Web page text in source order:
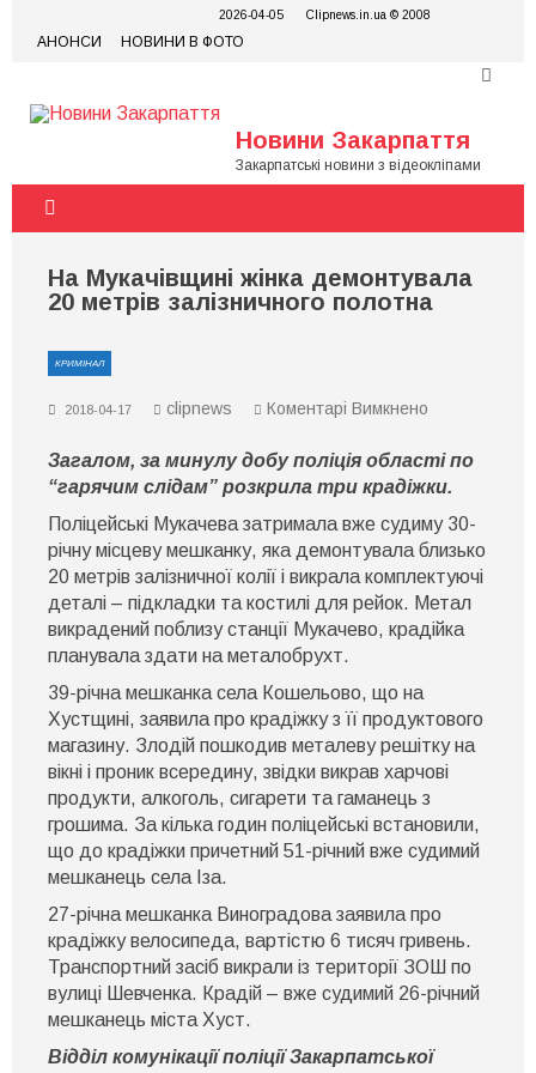
content
2026-04-05 Clipnews.in.ua © 2008
АНОНСИ НОВИНИ В ФОТО
Новини Закарпаття
Закарпатські новини з відеокліпами
На Мукачівщині жінка демонтувала
20 метрів залізничного полотна
КРИМІНАЛ
2018-04-17 clipnews Коментарі Вимкнено
жінка
демонтувала
метрів
полотна
Загалом, за минулу добу поліція області по
“гарячим слідам” розкрила три крадіжки.
Поліцейські Мукачева затримала вже судиму 30-
річну місцеву мешканку, яка демонтувала близько
20 метрів залізничної колії і викрала комплектуючі
деталі – підкладки та костилі для рейок. Метал
викрадений поблизу станції Мукачево, крадійка
планувала здати на металобрухт.
39-річна мешканка села Кошельово, що на
Хустщині, заявила про крадіжку з її продуктового
магазину. Злодій пошкодив металеву решітку на
вікні і проник всередину, звідки викрав харчові
продукти, алкоголь, сигарети та гаманець з
грошима. За кілька годин поліцейські встановили,
що до крадіжки причетний 51-річний вже судимий
мешканець села Іза.
27-річна мешканка Виноградова заявила про
крадіжку велосипеда, вартістю 6 тисяч гривень.
Транспортний засіб викрали із території ЗОШ по
вулиці Шевченка. Крадій – вже судимий 26-річний
мешканець міста Хуст.
Відділ комунікації поліції Закарпатської